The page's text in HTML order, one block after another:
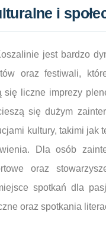
i
jest bardzo
oraz festiwali,
się liczne imprezy
się dużym
kultury, takimi jak
Dla osób
oraz
spotkań dla
oraz spotkania